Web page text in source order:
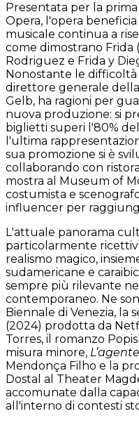
Presentata per la
Opera, l'opera
musicale continua a
come dimostrano Frida
Rodriguez e Frida y
Nonostante le
direttore generale
Gelb, ha ragioni per
nuova produzione: si
biglietti superi l'80%
l'ultima
sua promozione si è
collaborando con
mostra al Museum of
costumista e
influencer per
L'attuale panorama
particolarmente
realismo magico,
sudamericane e
sempre più rilevante
contemporaneo. Ne
Biennale di Venezia, la
(2024) prodotta da
Torres, il romanzo
misura minore,
Mendonça Filho e la
Dostal al Theater
accomunate dalla
all'interno di contesti